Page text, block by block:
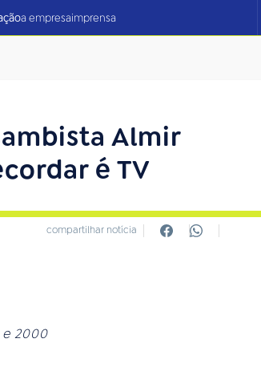
a empresaimprensa
Almir
é TV
compartilhar notícia
2000